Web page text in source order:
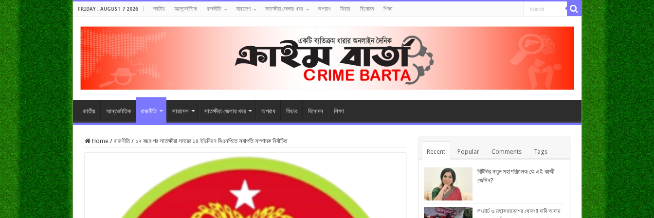
FRIDAY , AUGUST 7 2026 জাতীয় আন্তর্জাতিক রাজনীতি সারাদেশ সাতক্ষীরা জেলার খবর অপরাধ ফিচার বিনোদন শিক্ষা
জাতীয় আন্তর্জাতিক রাজনীতি সারাদেশ সাতক্ষীরা জেলার খবর অপরাধ ফিচার বিনোদন শিক্ষা
Home / রাজনীতি / ১৭ বছর পর সাতক্ষীরা সদরের ১৪ ইউনিয়ন বিএনপিতে সবাপতি সম্পাদক নির্বাচিত
Recent
Popular Comments Tags
বিটিভির নতুন মহাপরিচালক কে এই কাজী
জেসিন?
লংমার্চ ও মহাসমাবেশের ঘোষণা দাবি আদায়